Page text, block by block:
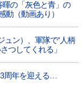
暉の「灰色と青」の
（動画あり）
ュン）、軍隊で“人柄
つしてくれる」
3周年を迎える…